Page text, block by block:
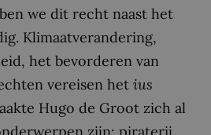
we dit recht naast het
Klimaatverandering,
het bevorderen van
vereisen het ius
Hugo de Groot zich al